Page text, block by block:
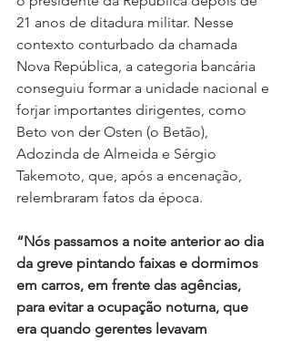
21 anos de ditadura militar. Nesse
contexto conturbado da chamada
Nova República, a categoria bancária
conseguiu formar a unidade nacional e
forjar importantes dirigentes, como
Beto von der Osten (o Betão),
Adozinda de Almeida e Sérgio
Takemoto, que, após a encenação,
relembraram fatos da época.
“Nós passamos a noite anterior ao dia
da greve pintando faixas e dormimos
em carros, em frente das agências,
para evitar a ocupação noturna, que
era quando gerentes levavam